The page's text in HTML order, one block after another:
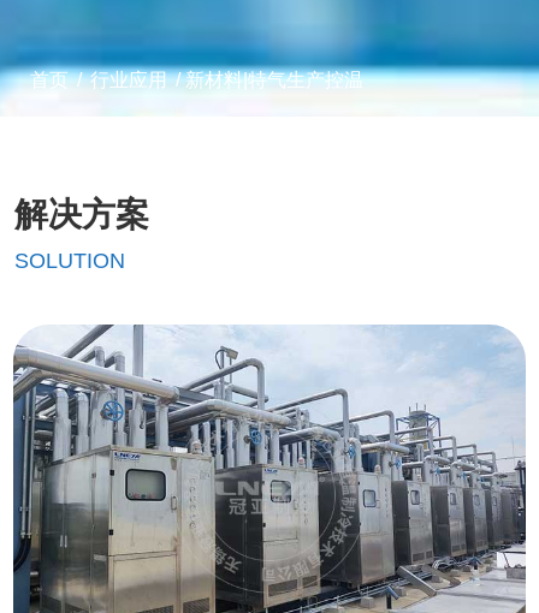
首页/行业应用/新材料|特气生产控温
解决方案
SOLUTION